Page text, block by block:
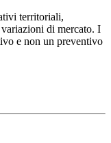
territoriali,
di mercato. I
e non un preventivo